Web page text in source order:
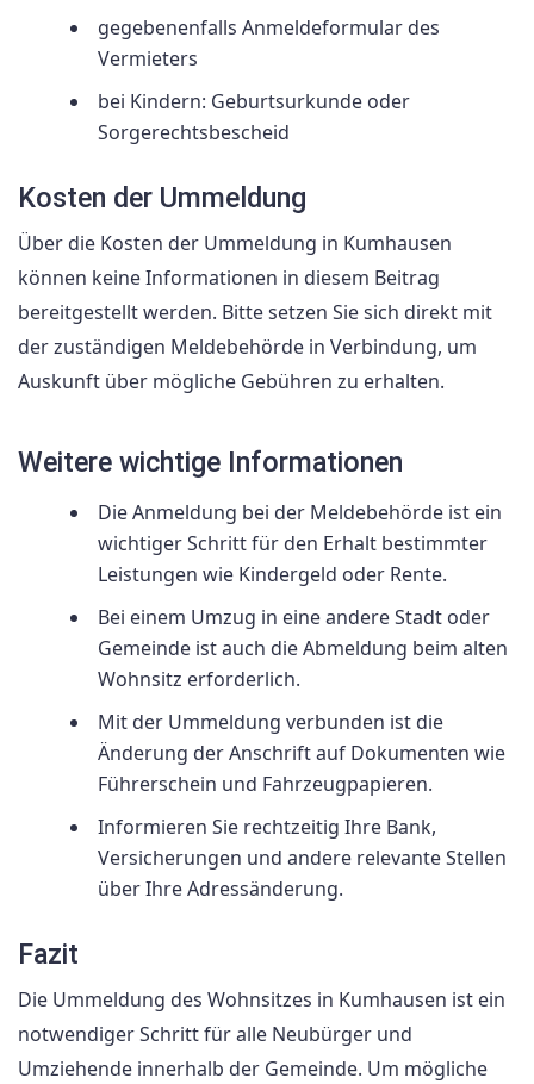
gegebenenfalls Anmeldeformular des
Vermieters
bei Kindern: Geburtsurkunde oder
Sorgerechtsbescheid
Kosten der Ummeldung
Über die Kosten der Ummeldung in Kumhausen
können keine Informationen in diesem Beitrag
bereitgestellt werden. Bitte setzen Sie sich direkt mit
der zuständigen Meldebehörde in Verbindung, um
Auskunft über mögliche Gebühren zu erhalten.
Weitere wichtige Informationen
Die Anmeldung bei der Meldebehörde ist ein
wichtiger Schritt für den Erhalt bestimmter
Leistungen wie Kindergeld oder Rente.
Bei einem Umzug in eine andere Stadt oder
Gemeinde ist auch die Abmeldung beim alten
Wohnsitz erforderlich.
Mit der Ummeldung verbunden ist die
Änderung der Anschrift auf Dokumenten wie
Führerschein und Fahrzeugpapieren.
Informieren Sie rechtzeitig Ihre Bank,
Versicherungen und andere relevante Stellen
über Ihre Adressänderung.
Fazit
Die Ummeldung des Wohnsitzes in Kumhausen ist ein
notwendiger Schritt für alle Neubürger und
Umziehende innerhalb der Gemeinde. Um mögliche